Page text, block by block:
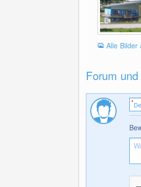
Alle Bilder
Forum